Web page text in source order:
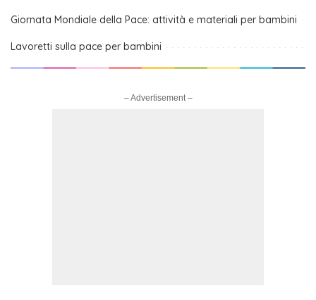
Giornata Mondiale della Pace: attività e materiali per bambini
Lavoretti sulla pace per bambini
– Advertisement –